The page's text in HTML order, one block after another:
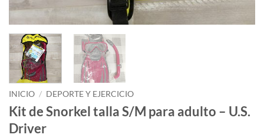
INICIO / DEPORTE Y EJERCICIO
Kit de Snorkel talla S/M para adulto – U.S.
Driver